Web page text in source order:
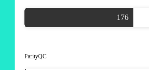
ParityQC